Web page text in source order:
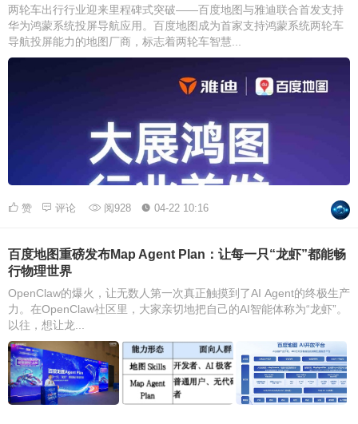
两轮车出行行业迎来里程碑式突破——百度地图与雅迪联合首发支持
华为鸿蒙系统投屏导航应用。百度地图成为首家支持鸿蒙系统两轮车
导航投屏能力的地图厂商，标志着两轮车智慧...
赞 评论 阅928 04-22 10:16
百度地图重磅发布Map Agent Plan：让每一只“龙虾”都能畅
行物理世界
OpenClaw的爆火，让无数人第一次真正触摸到了AI Agent的终极生产
力。在OpenClaw社区里，大家亲切地把自己的AI智能体称为“龙虾”。
以往，想让龙...